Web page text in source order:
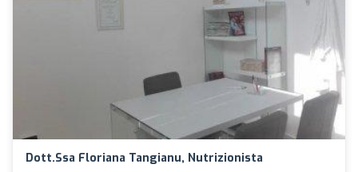
Dott.ssa Floriana Tangianu, Nutrizionista